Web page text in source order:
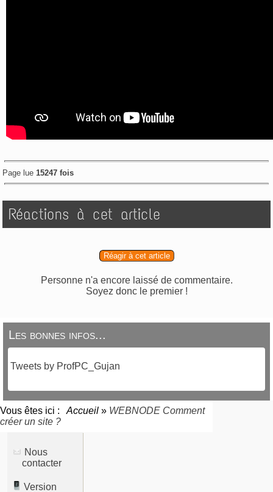
Page lue 15247 fois
Réactions à cet article
Réagir à cet article
Personne n'a encore laissé de commentaire.
Soyez donc le premier !
Les bonnes infos...
Tweets by ProfPC_Gujan
Vous êtes ici : Accueil » WEBNODE Comment
créer un site ?
Nous
contacter
Version